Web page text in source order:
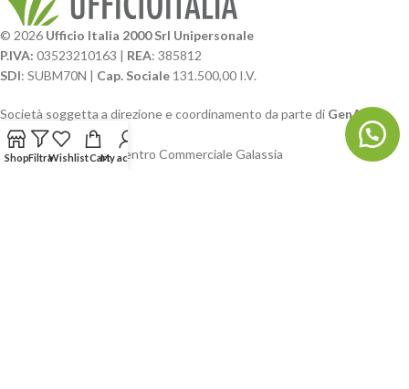
© 2026 Ufficio Italia 2000 Srl Unipersonale
P.IVA: 03523210163 | REA: 385812
SDI: SUBM70N | Cap. Sociale 131.500,00 I.V.
Società soggetta a direzione e coordinamento da parte di GenALFA
Holding srl
Via A. Ponti n. 4 – Centro Commerciale Galassia
ShopFiltraWishlistCartMy account